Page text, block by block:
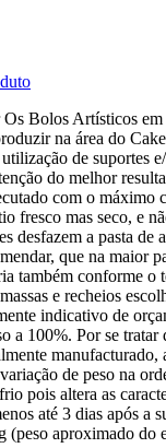
Bolos Artísticos
na área do
de suportes
do melhor
com o máximo
fresco mas seco, e
desfazem a pasta de
que na maior
também conforme o
e recheios
indicativo de
a 100%. Por se tratar
manufacturado,
de peso na
pois altera as
até 3 dias após a
(peso aproximado